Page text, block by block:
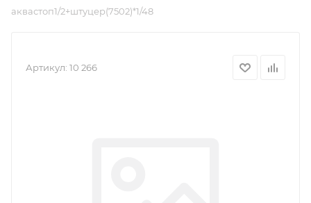
аквастоп1/2+штуцер(7502)*1/48
Артикул: 10 266